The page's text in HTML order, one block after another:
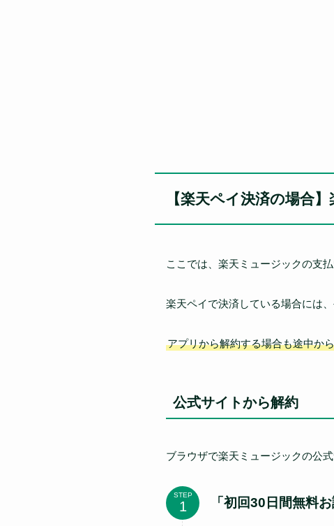
【楽天ペイ決済の場合
ここでは、楽天ミュージックの支
楽天ペイで決済している場合には
アプリから解約する場合も途中か
公式サイトから解約
ブラウザで楽天ミュージックの公
STEP
「初回30日間無料